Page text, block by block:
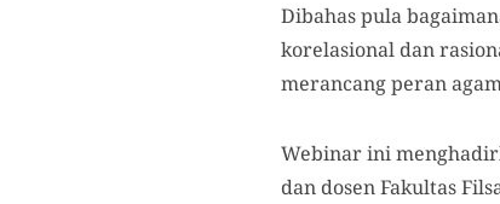
Dibahas pula
korelasional dan
merancang peran
Webinar ini
dan dosen Fakultas